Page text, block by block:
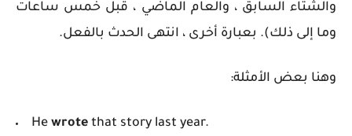
والشتاء السابق ، والعام الماضي ، قبل خمس ساعات
وما إلى ذلك). بعبارة أخرى ، انتهى الحدث بالفعل.
وهنا بعض الأمثلة:
He wrote that story last year.